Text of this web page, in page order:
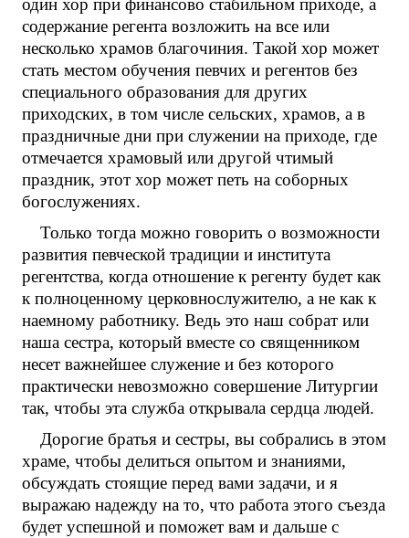
один хор при финансово стабильном приходе, а
содержание регента возложить на все или
несколько храмов благочиния. Такой хор может
стать местом обучения певчих и регентов без
специального образования для других
приходских, в том числе сельских, храмов, а в
праздничные дни при служении на приходе, где
отмечается храмовый или другой чтимый
праздник, этот хор может петь на соборных
богослужениях.
Только тогда можно говорить о возможности
развития певческой традиции и института
регентства, когда отношение к регенту будет как
к полноценному церковнослужителю, а не как к
наемному работнику. Ведь это наш собрат или
наша сестра, который вместе со священником
несет важнейшее служение и без которого
практически невозможно совершение Литургии
так, чтобы эта служба открывала сердца людей.
Дорогие братья и сестры, вы собрались в этом
храме, чтобы делиться опытом и знаниями,
обсуждать стоящие перед вами задачи, и я
выражаю надежду на то, что работа этого съезда
будет успешной и поможет вам и дальше с